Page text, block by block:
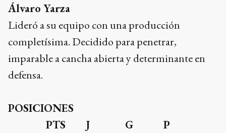
Álvaro Yarza
Lideró a su equipo con una producción
completísima. Decidido para penetrar,
imparable a cancha abierta y determinante en
defensa.
POSICIONES
PTS J G P